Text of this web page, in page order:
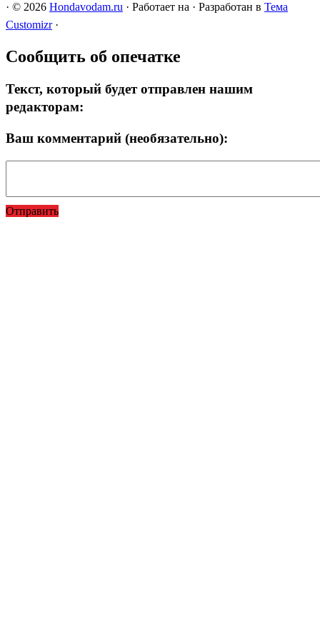
· © 2026 Hondavodam.ru · Работает на · Разработан в Тема
Customizr ·
Сообщить об опечатке
Текст, который будет отправлен нашим
редакторам:
Ваш комментарий (необязательно):
Отправить